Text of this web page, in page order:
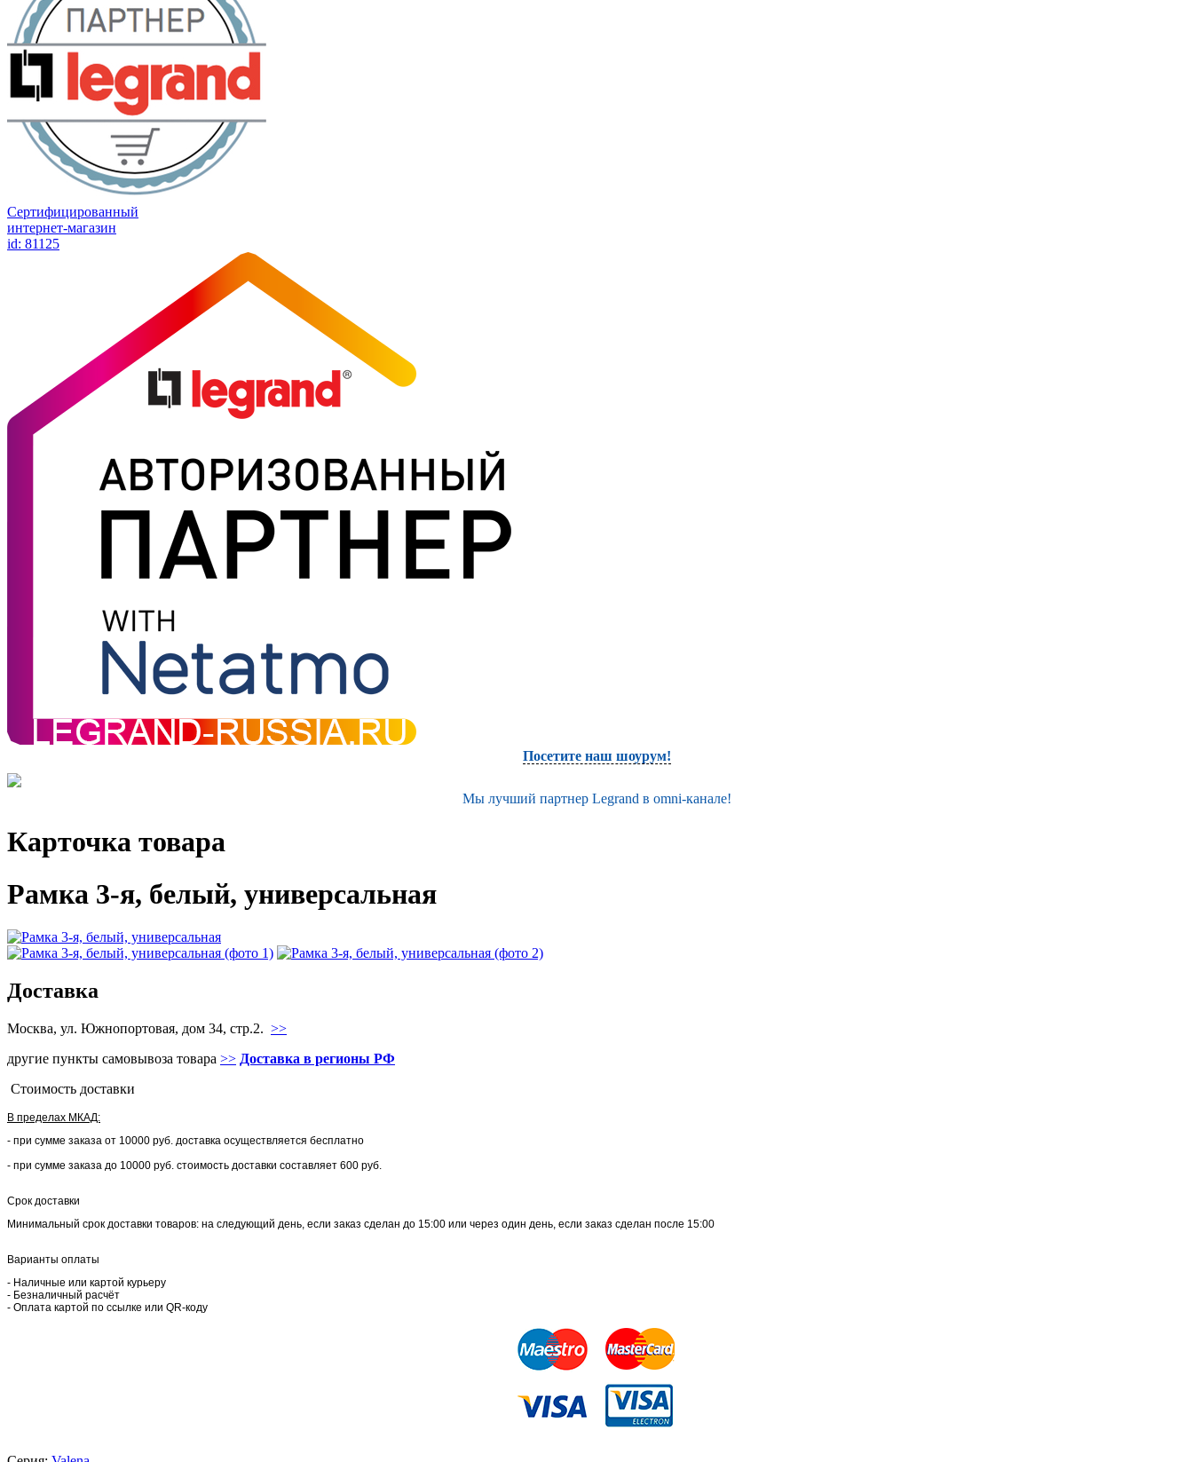
Сертифицированный
интернет-магазин
id: 81125
Посетите наш шоурум!
Мы лучший партнер Legrand в omni-канале!
Карточка товара
Рамка 3-я, белый, универсальная
Доставка
Москва, ул. Южнопортовая, дом 34, стр.2. >>
другие пункты самовывоза товара >> Доставка в регионы РФ
Стоимость доставки
В пределах МКАД:
- при сумме заказа от 10000 руб. доставка осуществляется бесплатно
- при сумме заказа до 10000 руб. стоимость доставки составляет 600 руб.
Срок доставки
Минимальный срок доставки товаров: на следующий день, если заказ сделан до 15:00 или через один день, если заказ сделан после 15:00
Варианты оплаты
- Наличные или картой курьеру
- Безналичный расчёт
- Оплата картой по ссылке или QR-коду